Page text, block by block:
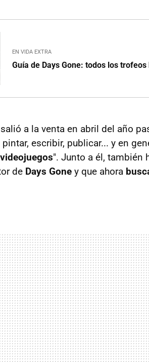
EN VIDA EXTRA
Guía de Days Gone: todos los
salió a la venta en abril del año
escribir, publicar... y en
". Junto a él, también
de Days Gone y que ahora